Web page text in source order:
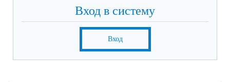
Вход в систему
Вход